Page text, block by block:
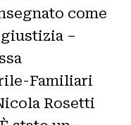
come
–
Familiari
Rosetti